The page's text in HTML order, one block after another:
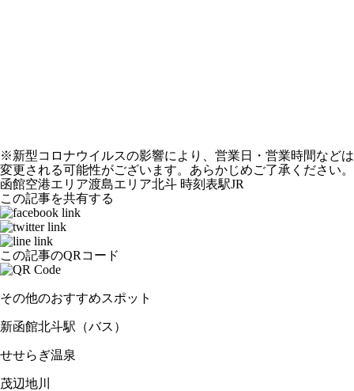
※新型コロナウイルスの影響により、営業日・営業時間などは
変更される可能性がございます。あらかじめご了承ください。
函館空港エリア渡島エリア北斗 時刻表駅JR
この記事を共有する
この記事のQRコード
その他のおすすめスポット
新函館北斗駅（バス）
せせらぎ温泉
茂辺地川